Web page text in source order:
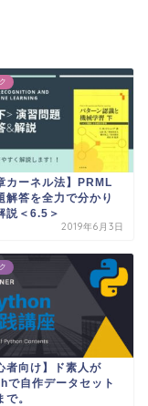
カーネル法】PRML
解答を全力で分かり
説＜6.5＞
2019年6月3日
者向け】ド素人が
で自作データセット
で。